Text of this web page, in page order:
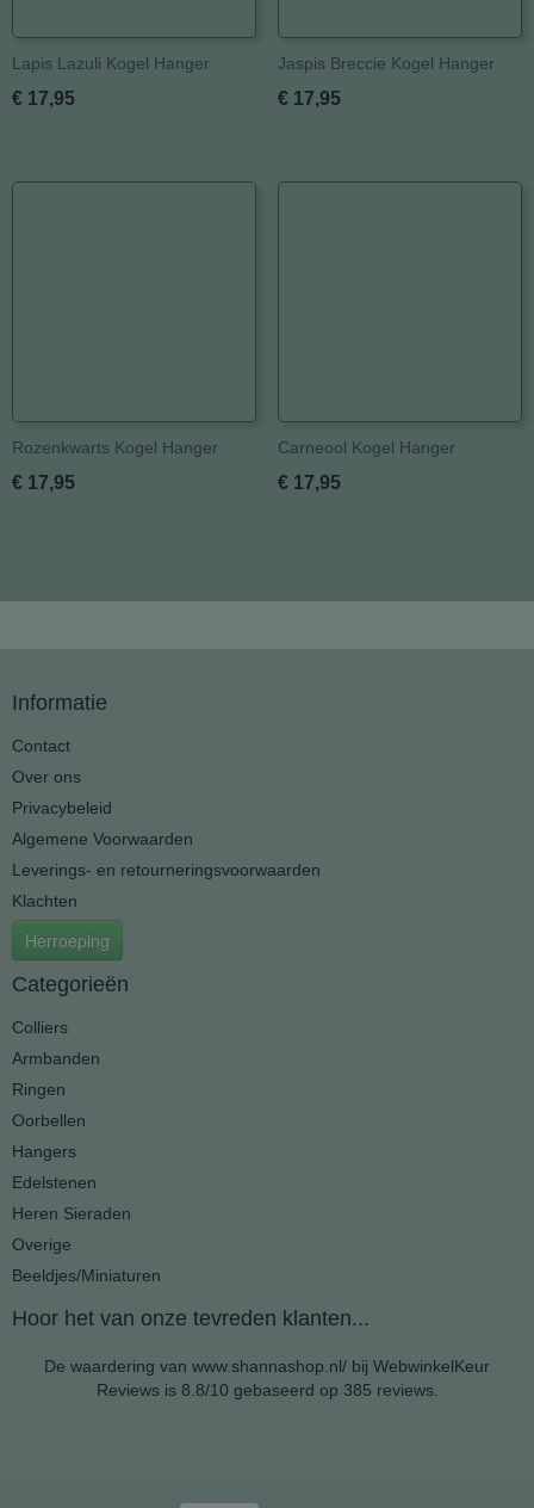
Lapis Lazuli Kogel Hanger
€ 17,95
Jaspis Breccie Kogel Hanger
€ 17,95
Rozenkwarts Kogel Hanger
€ 17,95
Carneool Kogel Hanger
€ 17,95
Informatie
Contact
Over ons
Privacybeleid
Algemene Voorwaarden
Leverings- en retourneringsvoorwaarden
Klachten
Herroeping
Categorieën
Colliers
Armbanden
Ringen
Oorbellen
Hangers
Edelstenen
Heren Sieraden
Overige
Beeldjes/Miniaturen
Hoor het van onze tevreden klanten...
De waardering van www.shannashop.nl/ bij WebwinkelKeur
Reviewsis 8.8/10 gebaseerd op 385 reviews.